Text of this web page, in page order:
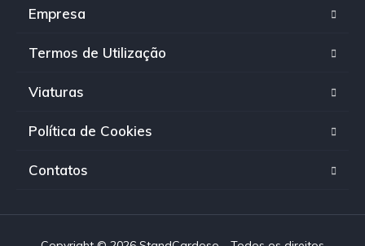
Empresa
Termos de Utilização
Viaturas
Política de Cookies
Contatos